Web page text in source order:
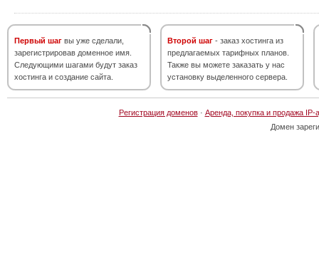
Первый шаг вы уже сделали,
зарегистрировав доменное имя.
Следующими шагами будут заказ
хостинга и создание сайта.
Второй шаг - заказ хостинга из
предлагаемых тарифных планов.
Также вы можете заказать у нас
установку выделенного сервера.
Регистрация доменов· Аренда, покупка и продажа IP-
Домен